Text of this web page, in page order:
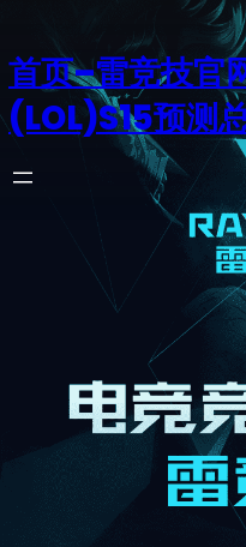
首页–雷竞技官
(LOL)S15预测